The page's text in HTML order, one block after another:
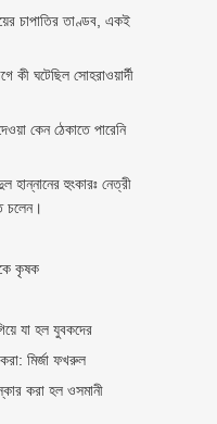
চাপাতির তাণ্ডব, একই
কী ঘটেছিল সোহরাওয়ার্দী
কেন ঠেকাতে পারেনি
হুংকারঃ নেত্রী
চলেন।
কৃষক
যা হল যুবকদের
মির্জা ফখরুল
করা হল ওসমানী